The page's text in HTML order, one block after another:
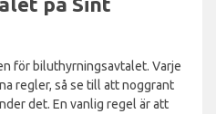
för biluthyrningsavtalet. Varje
regler, så se till att noggrant
det. En vanlig regel är att